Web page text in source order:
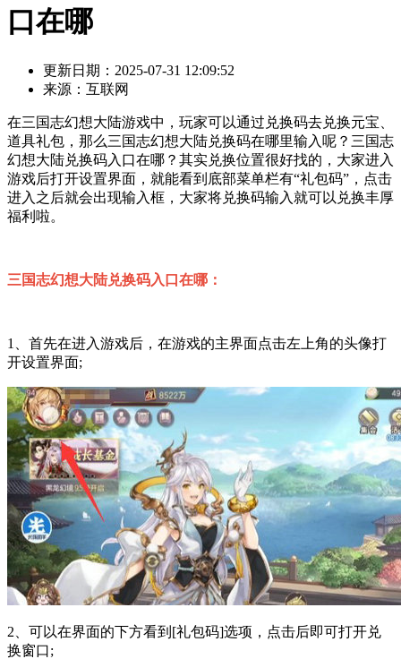
口在哪
更新日期： 2025-07-31 12:09:52
来源： 互联网
在三国志幻想大陆游戏中，玩家可以通过兑换码去兑换元宝、
道具礼包，那么三国志幻想大陆兑换码在哪里输入呢？三国志
幻想大陆兑换码入口在哪？其实兑换位置很好找的，大家进入
游戏后打开设置界面，就能看到底部菜单栏有“礼包码”，点击
进入之后就会出现输入框，大家将兑换码输入就可以兑换丰厚
福利啦。
三国志幻想大陆兑换码入口在哪：
1、首先在进入游戏后，在游戏的主界面点击左上角的头像打
开设置界面;
2、可以在界面的下方看到[礼包码]选项，点击后即可打开兑
换窗口;